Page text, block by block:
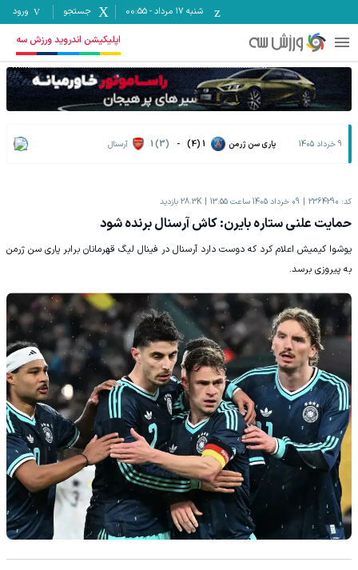
شنبه ۱۷ مرداد -
00:55 جستجو ورود
اپلیکیشن اندروید ورزش سه
9 خرداد 1405 پاری سن ژرمن 1 (4)
-
1 (3) آرسنال
کد: 2364290 09 خرداد 1405 ساعت 13:55 28.3K بازدید
حمایت علنی ستاره بایرن: کاش آرسنال برنده شود
یوشوا کیمیش اعلام کرد که دوست دارد آرسنال در فینال لیگ قهرمانان برابر پاری سن ژرمن
به پیروزی برسد.